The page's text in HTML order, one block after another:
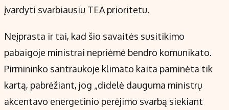
įvardyti svarbiausiu TEA prioritetu.
Neįprasta ir tai, kad šio savaitės susitikimo
pabaigoje ministrai nepriėmė bendro komunikato.
Pirmininko santraukoje klimato kaita paminėta tik
kartą, pabrėžiant, jog „didelė dauguma ministrų
akcentavo energetinio perėjimo svarbą siekiant